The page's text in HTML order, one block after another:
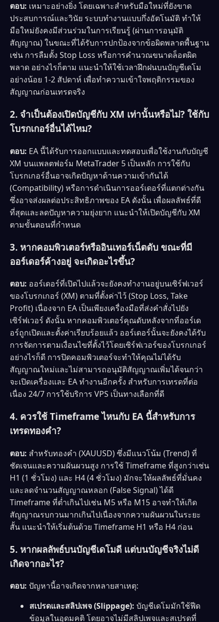
ตอบ: เหมาะอย่างยิ่ง โดยเฉพาะสำหรับมือใหม่ที่ยังขาด
ประสบการณ์และวินัย ระบบทำงานแบบกึ่งอัตโนมัติ ทำให้
มือใหม่ยังคงมีส่วนร่วมในการเรียนรู้ (ผ่านการอนุมัติ
สัญญาณ) ในขณะที่ได้รับการปกป้องจากข้อผิดพลาดพื้นฐาน
เช่น การลืมตั้ง Stop Loss หรือการคำนวณขนาดล็อตผิด
พลาด อย่างไรก็ตาม แนะนำให้ใช้เวลาฝึกฝนบนบัญชีเดโม
อย่างน้อย 1-2 สัปดาห์ เพื่อทำความเข้าใจพฤติกรรมของ
สัญญาณก่อนเทรดจริง
2. จำเป็นต้องเปิดบัญชีกับ XM เท่านั้นหรือไม่? ใช้กับ
โบรกเกอร์อื่นได้ไหม?
ตอบ: EA นี้ได้รับการออกแบบและทดสอบเพื่อใช้งานกับบัญชี
XM บนแพลตฟอร์ม MetaTrader 5 เป็นหลัก การใช้กับ
โบรกเกอร์อื่นอาจเกิดปัญหาด้านความเข้ากันได้
(Compatibility) หรือการดำเนินการออร์เดอร์ที่แตกต่างกัน
ซึ่งอาจส่งผลต่อประสิทธิภาพของ EA ดังนั้น เพื่อผลลัพธ์ที่ดี
ที่สุดและลดปัญหาความยุ่งยาก แนะนำให้เปิดบัญชีกับ XM
ตามขั้นตอนที่กำหนด
3. หากคอมพิวเตอร์หรืออินเทอร์เน็ตดับ ขณะที่มี
ออร์เดอร์ค้างอยู่ จะเกิดอะไรขึ้น?
ตอบ: ออร์เดอร์ที่เปิดไปแล้วจะยังคงทำงานอยู่บนเซิร์ฟเวอร์
ของโบรกเกอร์ (XM) ตามที่ตั้งค่าไว้ (Stop Loss, Take
Profit) เนื่องจาก EA เป็นเพียงเครื่องมือที่ส่งคำสั่งไปยัง
เซิร์ฟเวอร์ ดังนั้น หากคอมพิวเตอร์คุณดับหลังจากที่ออร์เด
อร์ถูกเปิดและตั้งค่าเรียบร้อยแล้ว ออร์เดอร์นั้นจะยังคงได้รับ
การจัดการตามเงื่อนไขที่ตั้งไว้โดยเซิร์ฟเวอร์ของโบรกเกอร์
อย่างไรก็ดี การปิดคอมพิวเตอร์จะทำให้คุณไม่ได้รับ
สัญญาณใหม่และไม่สามารถอนุมัติสัญญาณเพิ่มได้จนกว่า
จะเปิดเครื่องและ EA ทำงานอีกครั้ง สำหรับการเทรดที่ต่อ
เนื่อง 24/7 การใช้บริการ VPS เป็นทางเลือกที่ดี
4. ควรใช้ Timeframe ไหนกับ EA นี้สำหรับการ
เทรดทองคำ?
ตอบ: สำหรับทองคำ (XAUUSD) ซึ่งมีแนวโน้ม (Trend) ที่
ชัดเจนและความผันผวนสูง การใช้ Timeframe ที่สูงกว่าเช่น
H1 (1 ชั่วโมง) และ H4 (4 ชั่วโมง) มักจะให้ผลลัพธ์ที่มั่นคง
และลดจำนวนสัญญาณหลอก (False Signal) ได้ดี
Timeframe ที่ต่ำเกินไปเช่น M5 หรือ M15 อาจทำให้เกิด
สัญญาณรบกวนมากเกินไปเนื่องจากความผันผวนในระยะ
สั้น แนะนำให้เริ่มต้นด้วย Timeframe H1 หรือ H4 ก่อน
5. หากผลลัพธ์บนบัญชีเดโมดี แต่บนบัญชีจริงไม่ดี
เกิดจากอะไร?
ตอบ: ปัญหานี้อาจเกิดจากหลายสาเหตุ:
สเปรดและสลิปเพจ (Slippage): บัญชีเดโมมักใช้ฟีด
ข้อมูลในอุดมคติ โดยอาจไม่มีสลิปเพจและสเปรดที่